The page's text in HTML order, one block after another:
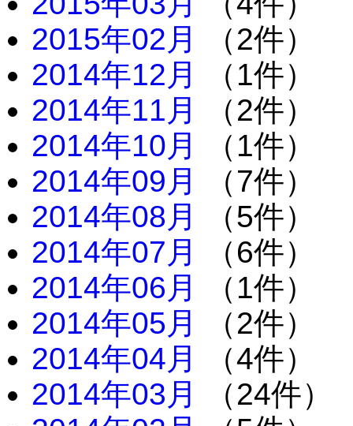
2015年02月
（2件）
2014年12月
（1件）
2014年11月
（2件）
2014年10月
（1件）
2014年09月
（7件）
2014年08月
（5件）
2014年07月
（6件）
2014年06月
（1件）
2014年05月
（2件）
2014年04月
（4件）
2014年03月
（24件）